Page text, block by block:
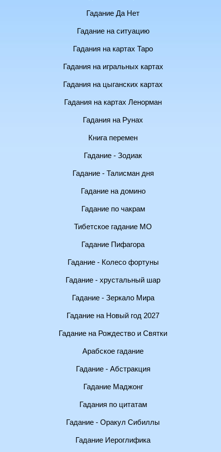
Гадание Да Нет
Гадание на ситуацию
Гадания на картах Таро
Гадания на игральных картах
Гадания на цыганских картах
Гадания на картах Ленорман
Гадания на Рунах
Книга перемен
Гадание - Зодиак
Гадание - Талисман дня
Гадание на домино
Гадание по чакрам
Тибетское гадание МО
Гадание Пифагора
Гадание - Колесо фортуны
Гадание - хрустальный шар
Гадание - Зеркало Мира
Гадание на Новый год 2027
Гадание на Рождество и Святки
Арабское гадание
Гадание - Абстракция
Гадание Маджонг
Гадания по цитатам
Гадание - Оракул Сибиллы
Гадание Иероглифика